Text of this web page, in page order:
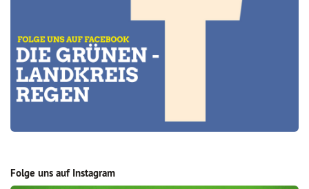
Folge uns auf Instagram